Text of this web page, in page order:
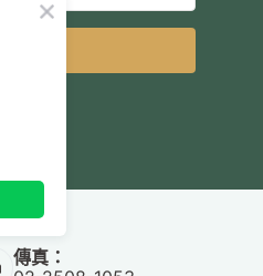
傳真：